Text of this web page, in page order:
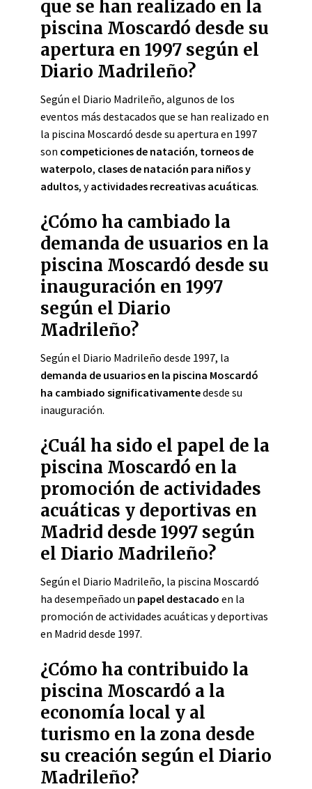
que se han realizado en la
piscina Moscardó desde su
apertura en 1997 según el
Diario Madrileño?
Según el Diario Madrileño, algunos de los
eventos más destacados que se han realizado en
la piscina Moscardó desde su apertura en 1997
son competiciones de natación, torneos de
waterpolo, clases de natación para niños y
adultos, yactividades recreativas acuáticas.
¿Cómo ha cambiado la
demanda de usuarios en la
piscina Moscardó desde su
inauguración en 1997
según el Diario
Madrileño?
Según el Diario Madrileño desde 1997, la
demanda de usuarios en la piscina Moscardó
ha cambiado significativamentedesde su
inauguración.
¿Cuál ha sido el papel de la
piscina Moscardó en la
promoción de actividades
acuáticas y deportivas en
Madrid desde 1997 según
el Diario Madrileño?
Según el Diario Madrileño, la piscina Moscardó
ha desempeñado un papel destacado en la
promoción de actividades acuáticas y deportivas
en Madrid desde 1997.
¿Cómo ha contribuido la
piscina Moscardó a la
economía local y al
turismo en la zona desde
su creación según el Diario
Madrileño?